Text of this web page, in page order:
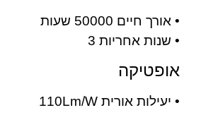
• אורך חיים 50000 שעות
• שנות אחריות 3
אופטיקה
• יעילות אורית 110Lm/W